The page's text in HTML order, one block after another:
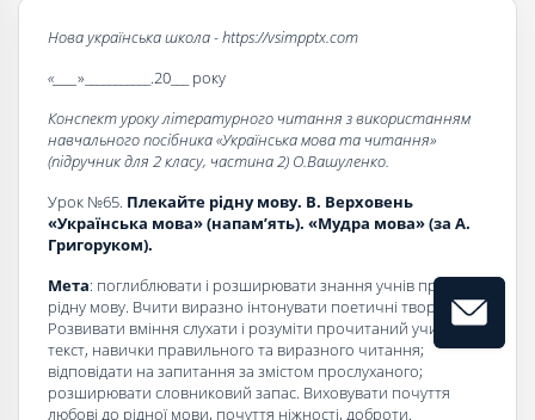
Нова українська школа - https://vsimpptx.com
«____ »___________.20___ року
Конспект уроку літературного читання з використанням
навчального посібника «Українська мова та читання»
(підручник для 2 класу, частина 2) О.Вашуленко.
Урок №65. Плекайте рідну мову. В. Верховень
«Українська мова» (напам’ять). «Мудра мова» (за А.
Григоруком).
Мета: поглиблювати і розширювати знання учнів про
рідну мову. Вчити виразно інтонувати поетичні твори.
Розвивати вміння слухати і розуміти прочитаний учителем
текст, навички правильного та виразного читання;
відповідати на запитання за змістом прослуханого;
розширювати словниковий запас. Виховувати почуття
любові до рідної мови, почуття ніжності, доброти.